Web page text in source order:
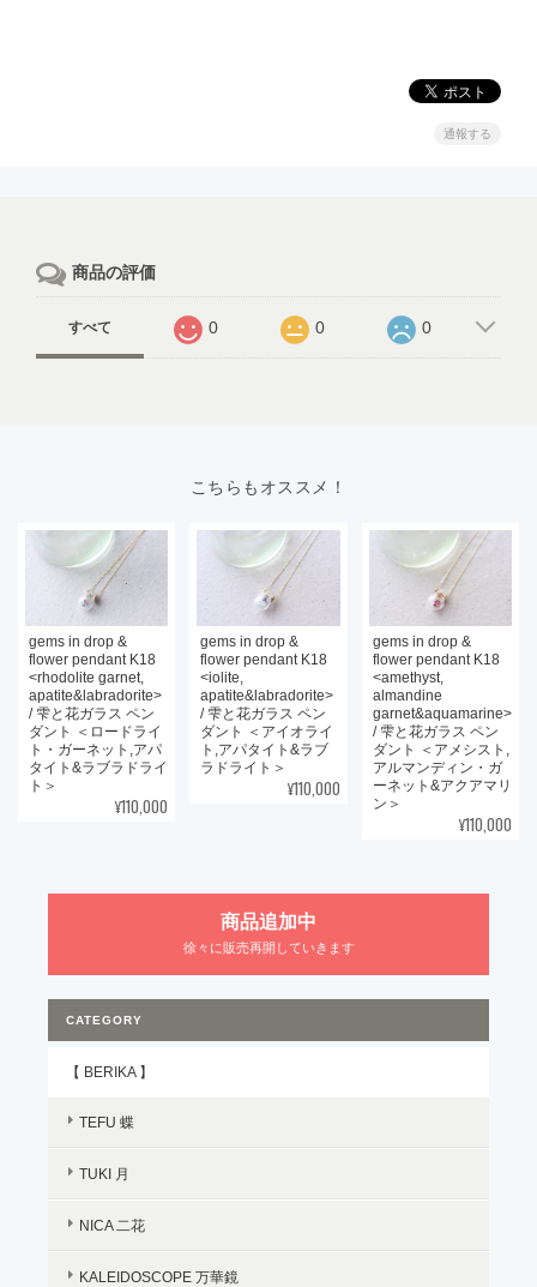
通報する
商品の評価
すべて 0 0 0
こちらもオススメ！
gems in drop &
flower pendant K18
<rhodolite garnet,
apatite&labradorite>
/ 雫と花ガラス ペン
ダント ＜ロードライ
ト・ガーネット,アパ
タイト&ラブラドライ
ト＞
¥110,000
gems in drop &
flower pendant K18
<iolite,
apatite&labradorite>
/ 雫と花ガラス ペン
ダント ＜アイオライ
ト,アパタイト&ラブ
ラドライト＞
¥110,000
gems in drop &
flower pendant K18
<amethyst,
almandine
garnet&aquamarine>
/ 雫と花ガラス ペン
ダント ＜アメシスト,
アルマンディン・ガ
ーネット&アクアマリ
ン＞
¥110,000
商品追加中
徐々に販売再開していきます
CATEGORY
【 BERIKA 】
TEFU 蝶
TUKI 月
NICA 二花
KALEIDOSCOPE 万華鏡